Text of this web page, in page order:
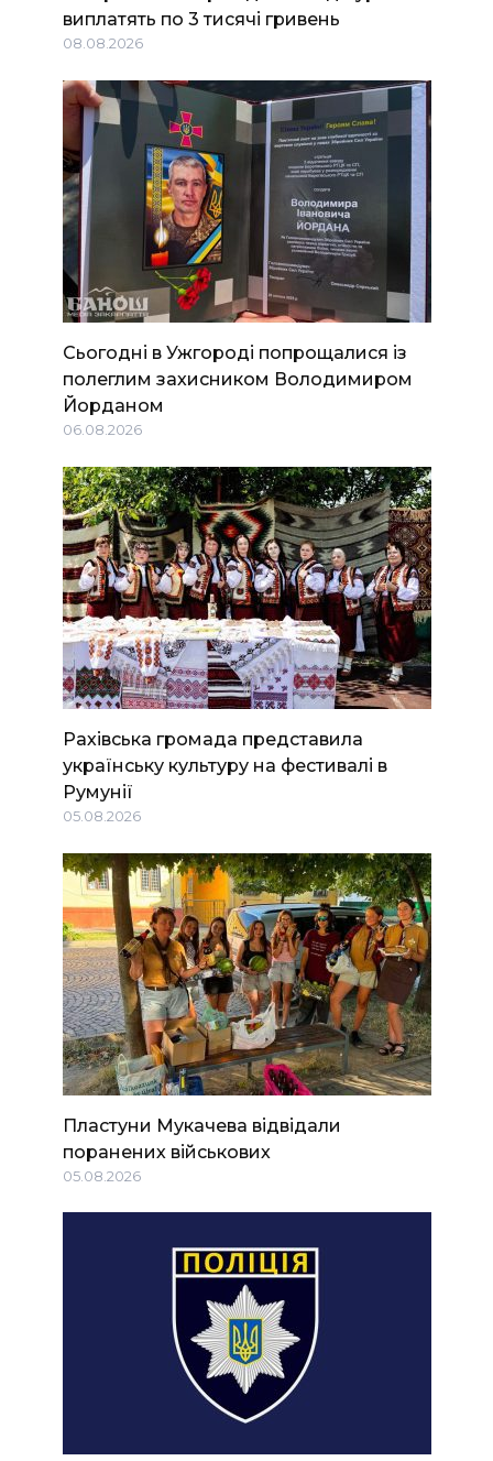
виплатять по 3 тисячі гривень
08.08.2026
Сьогодні в Ужгороді попрощалися із
полеглим захисником Володимиром
Йорданом
06.08.2026
Рахівська громада представила
українську культуру на фестивалі в
Румунії
05.08.2026
Пластуни Мукачева відвідали
поранених військових
05.08.2026